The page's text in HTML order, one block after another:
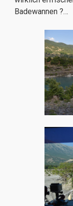
Badewannen ?…